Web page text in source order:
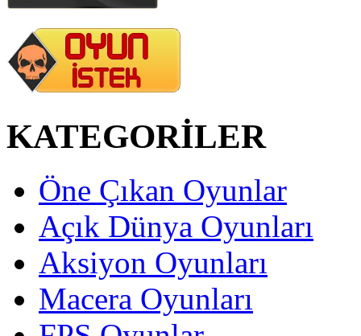
KATEGORİLER
Öne Çıkan Oyunlar
Açık Dünya Oyunları
Aksiyon Oyunları
Macera Oyunları